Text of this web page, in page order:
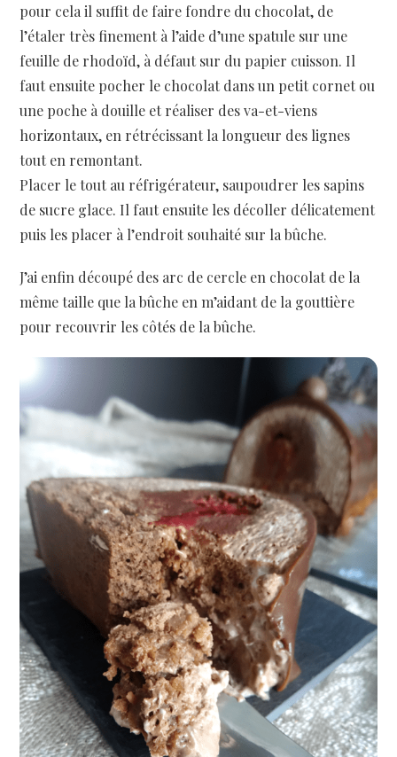
pour cela il suffit de faire fondre du chocolat, de
l’étaler très finement à l’aide d’une spatule sur une
feuille de rhodoïd, à défaut sur du papier cuisson. Il
faut ensuite pocher le chocolat dans un petit cornet ou
une poche à douille et réaliser des va-et-viens
horizontaux, en rétrécissant la longueur des lignes
tout en remontant.
Placer le tout au réfrigérateur, saupoudrer les sapins
de sucre glace. Il faut ensuite les décoller délicatement
puis les placer à l’endroit souhaité sur la bûche.
J’ai enfin découpé des arc de cercle en chocolat de la
même taille que la bûche en m’aidant de la gouttière
pour recouvrir les côtés de la bûche.